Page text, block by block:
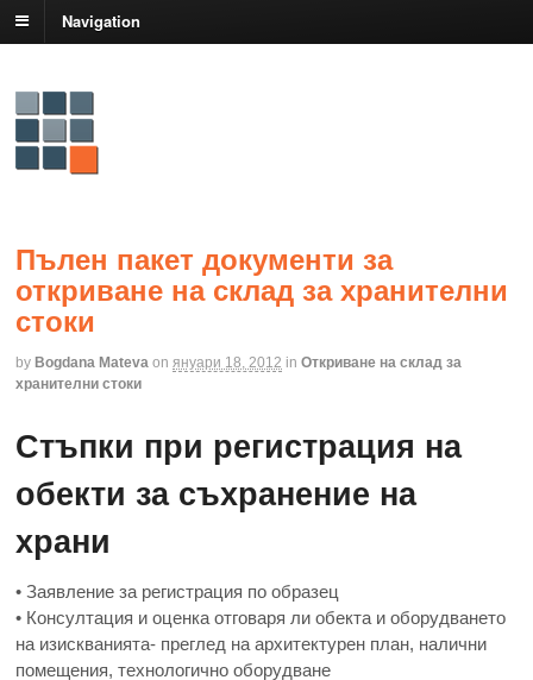
Navigation
Пълен пакет документи за
откриване на склад за хранителни
стоки
by Bogdana Mateva on януари 18, 2012 in Откриване на склад за
хранителни стоки
Стъпки при регистрация на
обекти за съхранение на
храни
• Заявление за регистрация по образец
• Консултация и оценка отговаря ли обекта и оборудването
на изискванията- преглед на архитектурен план, налични
помещения, технологично оборудване